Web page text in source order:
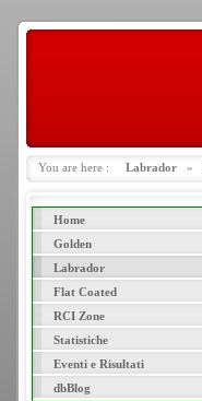
You are here : Labrador »
Home
Golden
Labrador
Flat Coated
RCI Zone
Statistiche
Eventi e Risultati
dbBlog